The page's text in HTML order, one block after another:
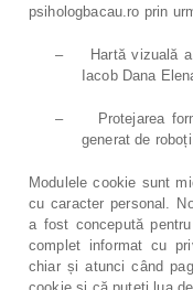
psihologbacau.ro prin
–
Hartă vizuală
Iacob Dana
–
Protejarea
generat de
Modulele cookie sunt
cu caracter personal.
a fost concepută
complet informat cu
chiar și atunci când